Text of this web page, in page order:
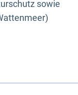
sowie